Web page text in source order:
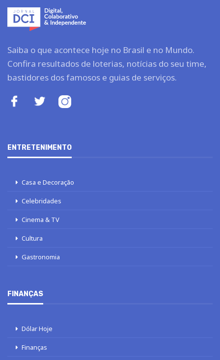
Saiba o que acontece hoje no Brasil e no Mundo.
Confira resultados de loterias, notícias do seu time,
bastidores dos famosos e guias de serviços.
ENTRETENIMENTO
Casa e Decoração
Celebridades
Cinema & TV
Cultura
Gastronomia
FINANÇAS
Dólar Hoje
Finanças